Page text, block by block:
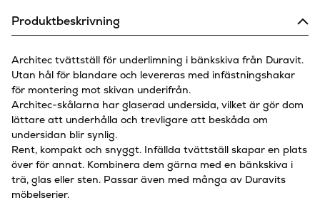
Produktbeskrivning
Architec tvättställ för underlimning i bänkskiva från Duravit.
Utan hål för blandare och levereras med infästningshakar
för montering mot skivan underifrån.
Architec-skålarna har glaserad undersida, vilket är gör dom
lättare att underhålla och trevligare att beskåda om
undersidan blir synlig.
Rent, kompakt och snyggt. Infällda tvättställ skapar en plats
över för annat. Kombinera dem gärna med en bänkskiva i
trä, glas eller sten. Passar även med många av Duravits
möbelserier.